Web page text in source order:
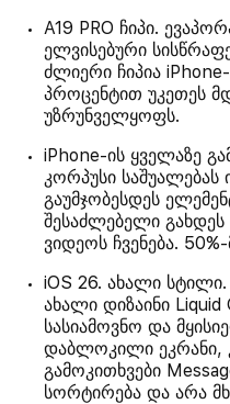
A19 PRO ჩიპი.
ელვისებური
ძლიერი ჩიპია
პროცენტით უკეთეს
უზრუნველყოფს.
iPhone-ის ყველაზე
კორპუსი
გაუმჯობესდეს
შესაძლებელი
ვიდეოს ჩვენება.
iOS 26. ახალი
ახალი დიზაინი
სასიამოვნო და
დაბლოკილი ეკრანი,
გამოკითხვები
სორტირება და არა